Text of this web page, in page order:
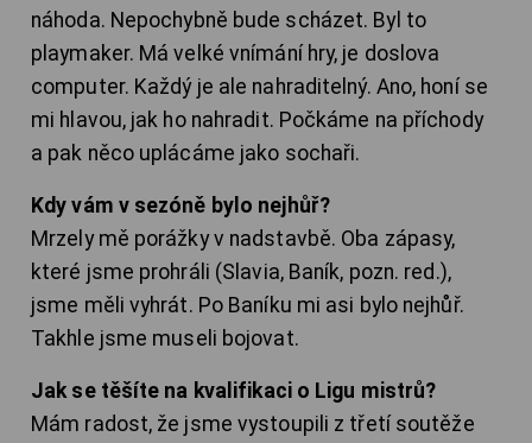
náhoda. Nepochybně bude scházet. Byl to
playmaker. Má velké vnímání hry, je doslova
computer. Každý je ale nahraditelný. Ano, honí se
mi hlavou, jak ho nahradit. Počkáme na příchody
a pak něco uplácáme jako sochaři.
Kdy vám v sezóně bylo nejhůř?
Mrzely mě porážky v nadstavbě. Oba zápasy,
které jsme prohráli (Slavia, Baník, pozn. red.),
jsme měli vyhrát. Po Baníku mi asi bylo nejhůř.
Takhle jsme museli bojovat.
Jak se těšíte na kvalifikaci o Ligu mistrů?
Mám radost, že jsme vystoupili z třetí soutěže